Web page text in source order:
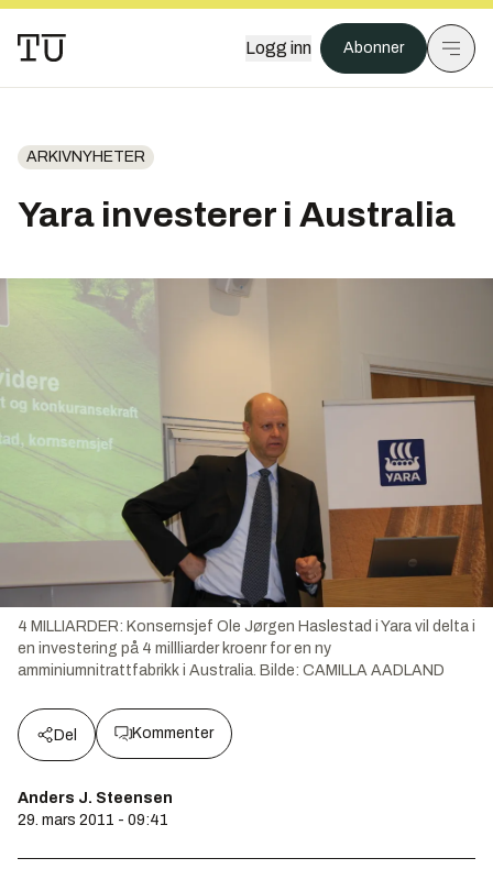
Logg inn Abonner
ARKIVNYHETER
Yara investerer i Australia
4 MILLIARDER: Konsernsjef Ole Jørgen Haslestad i Yara vil delta i
en investering på 4 millliarder kroenr for en ny
amminiumnitrattfabrikk i Australia. Bilde: CAMILLA AADLAND
Del Kommenter
Anders J. Steensen
29. mars 2011 - 09:41